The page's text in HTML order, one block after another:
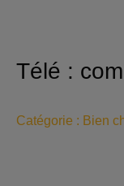
Télé :
Catégorie : Bien